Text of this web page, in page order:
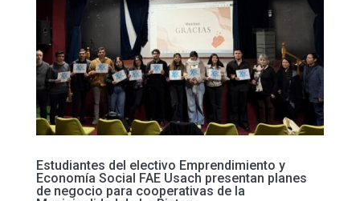
Estudiantes del electivo Emprendimiento y
Economía Social FAE Usach presentan planes
de negocio para cooperativas de la